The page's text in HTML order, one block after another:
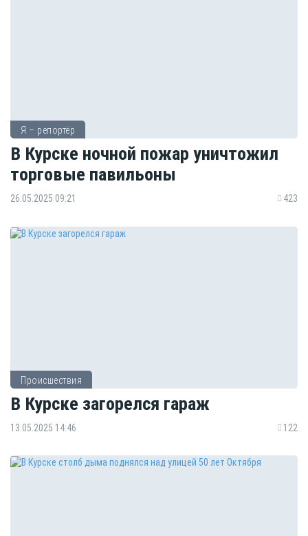
Я – репортёр
В Курске ночной пожар уничтожил
торговые павильоны
26.05.2025 09:21 423
Происшествия
В Курске загорелся гараж
13.05.2025 14:46 122